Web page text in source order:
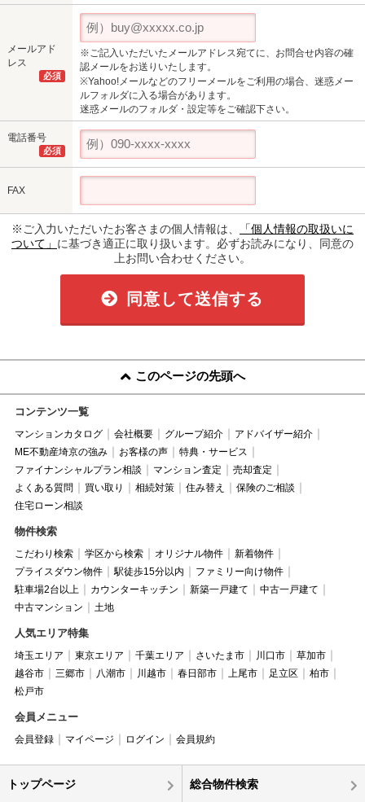
メールアド
レス
必須
※ご記入いただいたメールアドレス宛てに、お問合せ内容の確
認メールをお送りいたします。
※Yahoo!メールなどのフリーメールをご利用の場合、迷惑メー
ルフォルダに入る場合があります。
迷惑メールのフォルダ・設定等をご確認下さい。
電話番号
必須
FAX
※ご入力いただいたお客さまの個人情報は、
「個人情報の取扱いに
ついて」 に基づき適正に取り扱います。必ずお読みになり、同意の
上お問い合わせください。
同意して送信する
このページの先頭へ
コンテンツ一覧
マンションカタログ 会社概要 グループ紹介
アドバイザー紹介
ME不動産埼京の強み
お客様の声
特典・サービス
ファイナンシャルプラン相談
マンション査定
売却査定
よくある質問
買い取り 相続対策 住み替え
保険のご相談
住宅ローン相談
物件検索
こだわり検索 学区から検索 オリジナル物件
新着物件
プライスダウン物件
駅徒歩15分以内
ファミリー向け物件
駐車場2台以上
カウンターキッチン 新築一戸建て
中古一戸建て
中古マンション
土地
人気エリア特集
埼玉エリア 東京エリア 千葉エリア さいたま市 川口市
草加市
越谷市
三郷市 八潮市 川越市 春日部市 上尾市 足立区
柏市
松戸市
会員メニュー
会員登録 マイページ ログイン 会員規約
トップページ 総合物件検索